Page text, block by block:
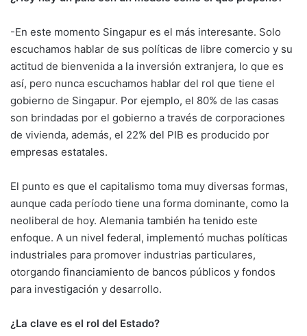
-En este momento Singapur es el más interesante. Solo
escuchamos hablar de sus políticas de libre comercio y su
actitud de bienvenida a la inversión extranjera, lo que es
así, pero nunca escuchamos hablar del rol que tiene el
gobierno de Singapur. Por ejemplo, el 80% de las casas
son brindadas por el gobierno a través de corporaciones
de vivienda, además, el 22% del PIB es producido por
empresas estatales.
El punto es que el capitalismo toma muy diversas formas,
aunque cada período tiene una forma dominante, como la
neoliberal de hoy. Alemania también ha tenido este
enfoque. A un nivel federal, implementó muchas políticas
industriales para promover industrias particulares,
otorgando financiamiento de bancos públicos y fondos
para investigación y desarrollo.
¿La clave es el rol del Estado?